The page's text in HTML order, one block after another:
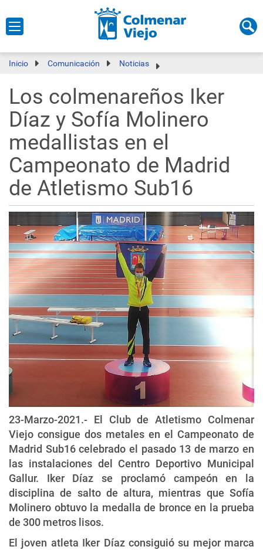
Inicio Comunicación Noticias
Los colmenareños Iker
Díaz y Sofía Molinero
medallistas en el
Campeonato de Madrid
de Atletismo Sub16
23-Marzo-2021.- El Club de Atletismo Colmenar
Viejo consigue dos metales en el Campeonato de
Madrid Sub16 celebrado el pasado 13 de marzo en
las instalaciones del Centro Deportivo Municipal
Gallur. Iker Díaz se proclamó campeón en la
disciplina de salto de altura, mientras que Sofía
Molinero obtuvo la medalla de bronce en la prueba
de 300 metros lisos.
El joven atleta Iker Díaz consiguió su mejor marca